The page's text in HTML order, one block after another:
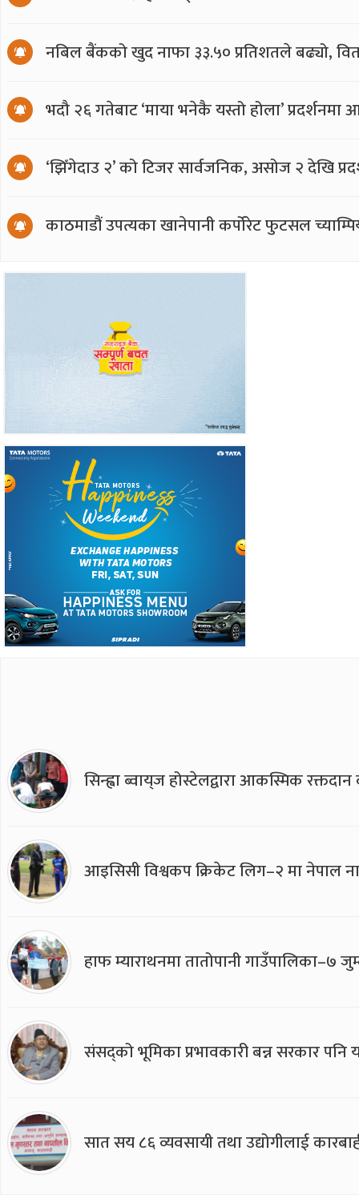
नबिल बैंकको खुद नाफा ३३.५० प्रतिशतले बढ्यो,
भदौ २६ गतेबाट ‘माया भनेकै यस्तो होला’ प्रदर्शनमा
‘झिँगेदाउ २’ को टिजर सार्वजनिक, असोज २ देखि
काठमाडौं उपत्यका खानेपानी कर्पोरेट फुटसल
सिन्ह्वा ब्वाय्‌ज होस्टेलद्वारा आकस्मिक
आइसिसी विश्वकप क्रिकेट लिग–२ मा नेपाल
हाफ म्याराथनमा तातोपानी गाउँपालिका–७
संसद्को भूमिका प्रभावकारी बन्न सरकार पनि
सात सय ८६ व्यवसायी तथा उद्योगीलाई